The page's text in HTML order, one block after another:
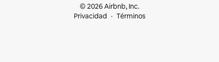
© 2026 Airbnb, Inc.
Privacidad
Términos